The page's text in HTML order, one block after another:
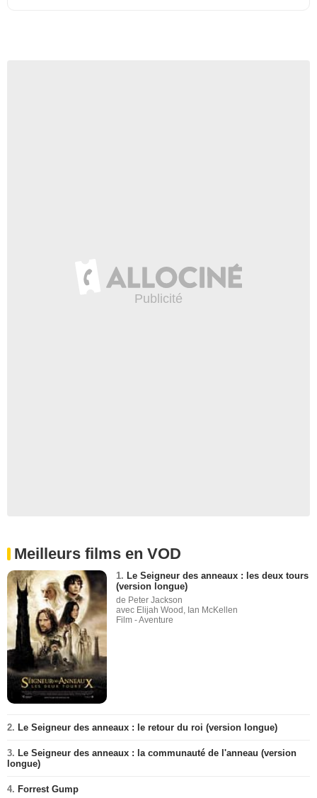
Meilleurs films en VOD
1. Le Seigneur des anneaux : les deux tours
(version longue)
de Peter Jackson
avec Elijah Wood, Ian McKellen
Film - Aventure
2. Le Seigneur des anneaux : le retour du roi (version longue)
3. Le Seigneur des anneaux : la communauté de l'anneau (version
longue)
4. Forrest Gump